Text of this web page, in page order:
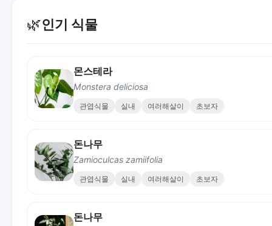
🌿인기 식물
몬스테라
Monstera deliciosa
관엽식물 실내 여러해살이 초보자
돈나무
Zamioculcas zamiifolia
관엽식물 실내 여러해살이 초보자
돈나무